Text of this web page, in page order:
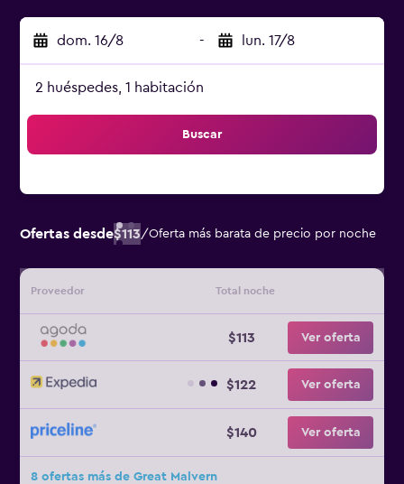
dom. 16/8 - lun. 17/8
2 huéspedes, 1 habitación
Buscar
Ofertas desde$113/Oferta más barata de precio por noche
Proveedor Total noche
$113 Ver oferta
$122 Ver oferta
$140 Ver oferta
8 ofertas más de Great Malvern